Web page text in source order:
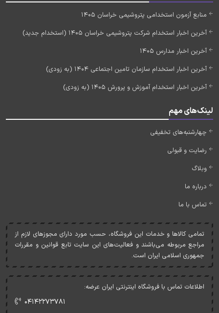
منابع آزمون استخدامی پتروشیمی خراسان 1405
آخرین اخبار استخدام شرکت پتروشیمی خراسان 1405 (استخدام جدید)
آخرین اخبار مدارس 1405
آخرین اخبار استخدام سازمان تامین اجتماعی 1404 (به زودی)
آخرین اخبار استخدام آموزش و پرورش 1405 (به زودی)
لینک‌های مهم
چهارشنبه‌های تخفیفی
رضایت و قبولی
وبلاگ
درباره ما
تماس با ما
تمامی کالاها و خدمات اين فروشگاه، حسب مورد دارای مجوزهای لازم از
مراجع مربوطه می‌باشند و فعاليت‌های اين سايت تابع قوانين و مقررات
جمهوری اسلامی ايران است.
اطلاعات تماس با فروشگاه اینترنتی ایران عرضه:
۰۴۱۴۲۲۷۳۷۸۱